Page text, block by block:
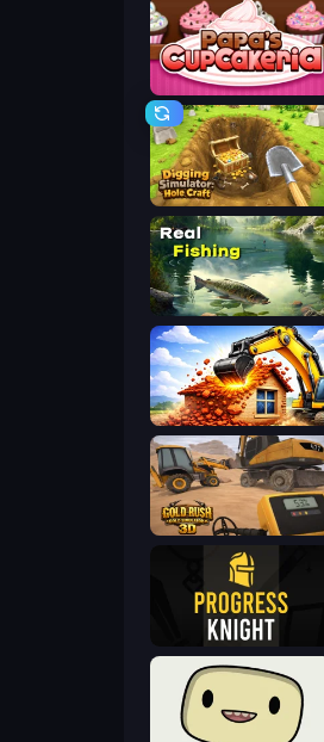
Papas Cupcakeria
Digging Simulator: Hole Craft
Real Fishing Simulator
City Constructor
Gold Rush: Gold Simulator 3D
Progress Knight